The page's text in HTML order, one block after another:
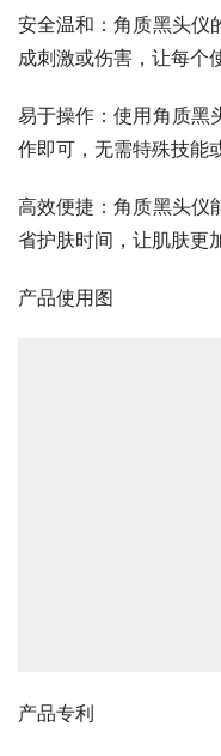
安全温和：角质黑头仪
成刺激或伤害，让每个
易于操作：使用角质黑
作即可，无需特殊技能
高效便捷：角质黑头仪
省护肤时间，让肌肤更
产品使用图
产品专利